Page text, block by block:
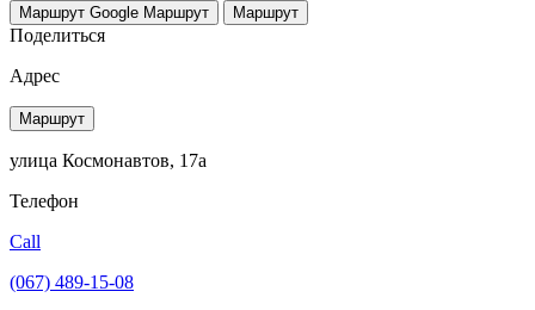
Маршрут Google Маршрут Маршрут
Поделиться
Адрес
Маршрут
улица Космонавтов, 17а
Телефон
Call
(067) 489-15-08